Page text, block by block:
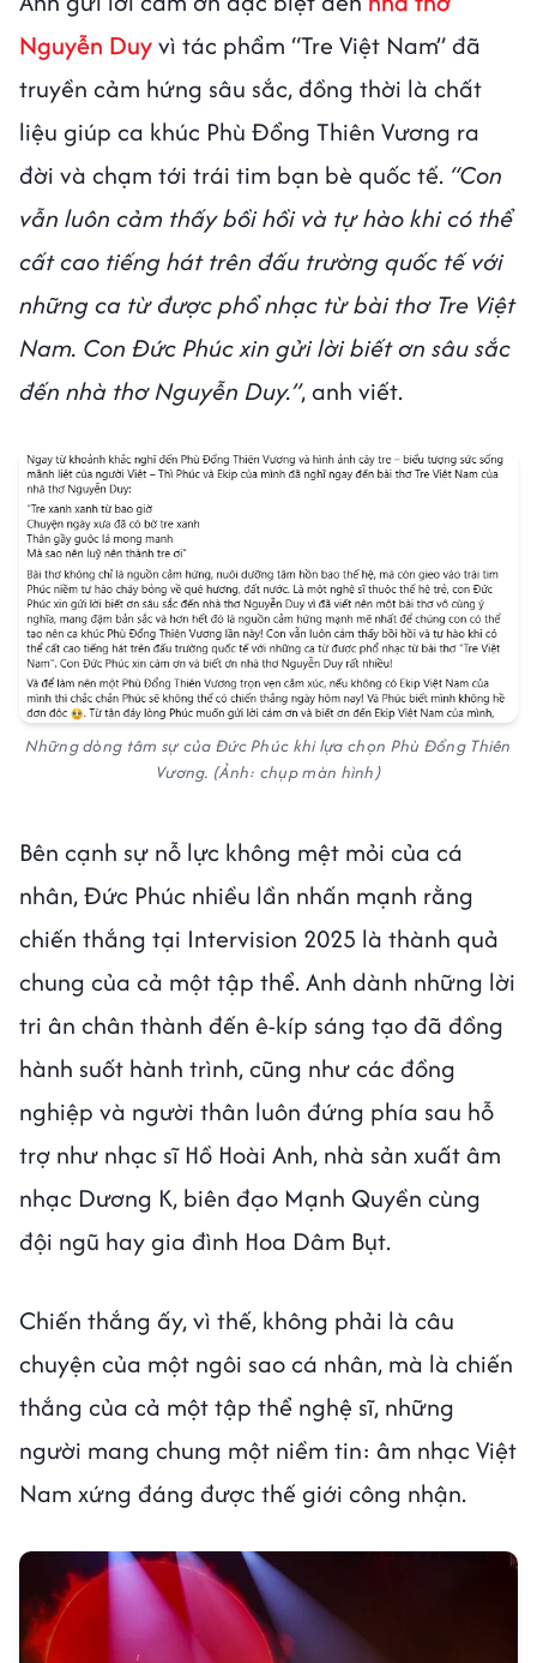
Nguyễn Duyvì tác phẩm “Tre Việt Nam” đã
truyền cảm hứng sâu sắc, đồng thời là chất
liệu giúp ca khúc Phù Đổng Thiên Vương ra
đời và chạm tới trái tim bạn bè quốc tế. “Con
vẫn luôn cảm thấy bồi hồi và tự hào khi có thể
cất cao tiếng hát trên đấu trường quốc tế với
những ca từ được phổ nhạc từ bài thơ Tre Việt
Nam. Con Đức Phúc xin gửi lời biết ơn sâu sắc
đến nhà thơ Nguyễn Duy.”, anh viết.
Những dòng tâm sự của Đức Phúc khi lựa chọn Phù Đổng Thiên
Vương. (Ảnh: chụp màn hình)
Bên cạnh sự nỗ lực không mệt mỏi của cá
nhân, Đức Phúc nhiều lần nhấn mạnh rằng
chiến thắng tại Intervision 2025 là thành quả
chung của cả một tập thể. Anh dành những lời
tri ân chân thành đến ê-kíp sáng tạo đã đồng
hành suốt hành trình, cũng như các đồng
nghiệp và người thân luôn đứng phía sau hỗ
trợ như nhạc sĩ Hồ Hoài Anh, nhà sản xuất âm
nhạc Dương K, biên đạo Mạnh Quyền cùng
đội ngũ hay gia đình Hoa Dâm Bụt.
Chiến thắng ấy, vì thế, không phải là câu
chuyện của một ngôi sao cá nhân, mà là chiến
thắng của cả một tập thể nghệ sĩ, những
người mang chung một niềm tin: âm nhạc Việt
Nam xứng đáng được thế giới công nhận.